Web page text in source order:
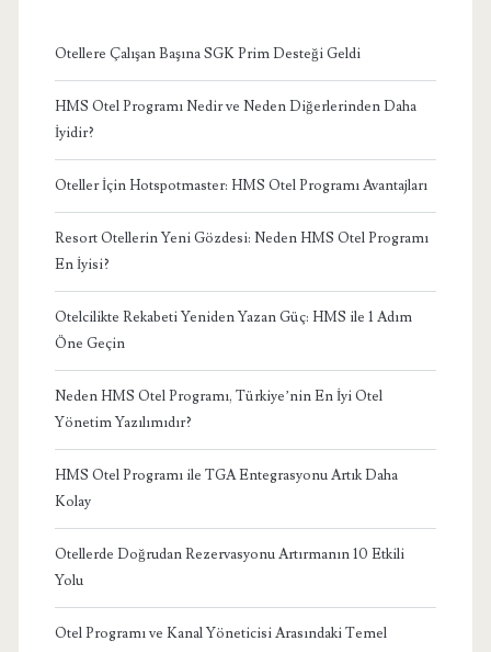
Otellere Çalışan Başına SGK Prim Desteği Geldi
HMS Otel Programı Nedir ve Neden Diğerlerinden Daha
İyidir?
Oteller İçin Hotspotmaster: HMS Otel Programı Avantajları
Resort Otellerin Yeni Gözdesi: Neden HMS Otel Programı
En İyisi?
Otelcilikte Rekabeti Yeniden Yazan Güç: HMS ile 1 Adım
Öne Geçin
Neden HMS Otel Programı, Türkiye’nin En İyi Otel
Yönetim Yazılımıdır?
HMS Otel Programı ile TGA Entegrasyonu Artık Daha
Kolay
Otellerde Doğrudan Rezervasyonu Artırmanın 10 Etkili
Yolu
Otel Programı ve Kanal Yöneticisi Arasındaki Temel